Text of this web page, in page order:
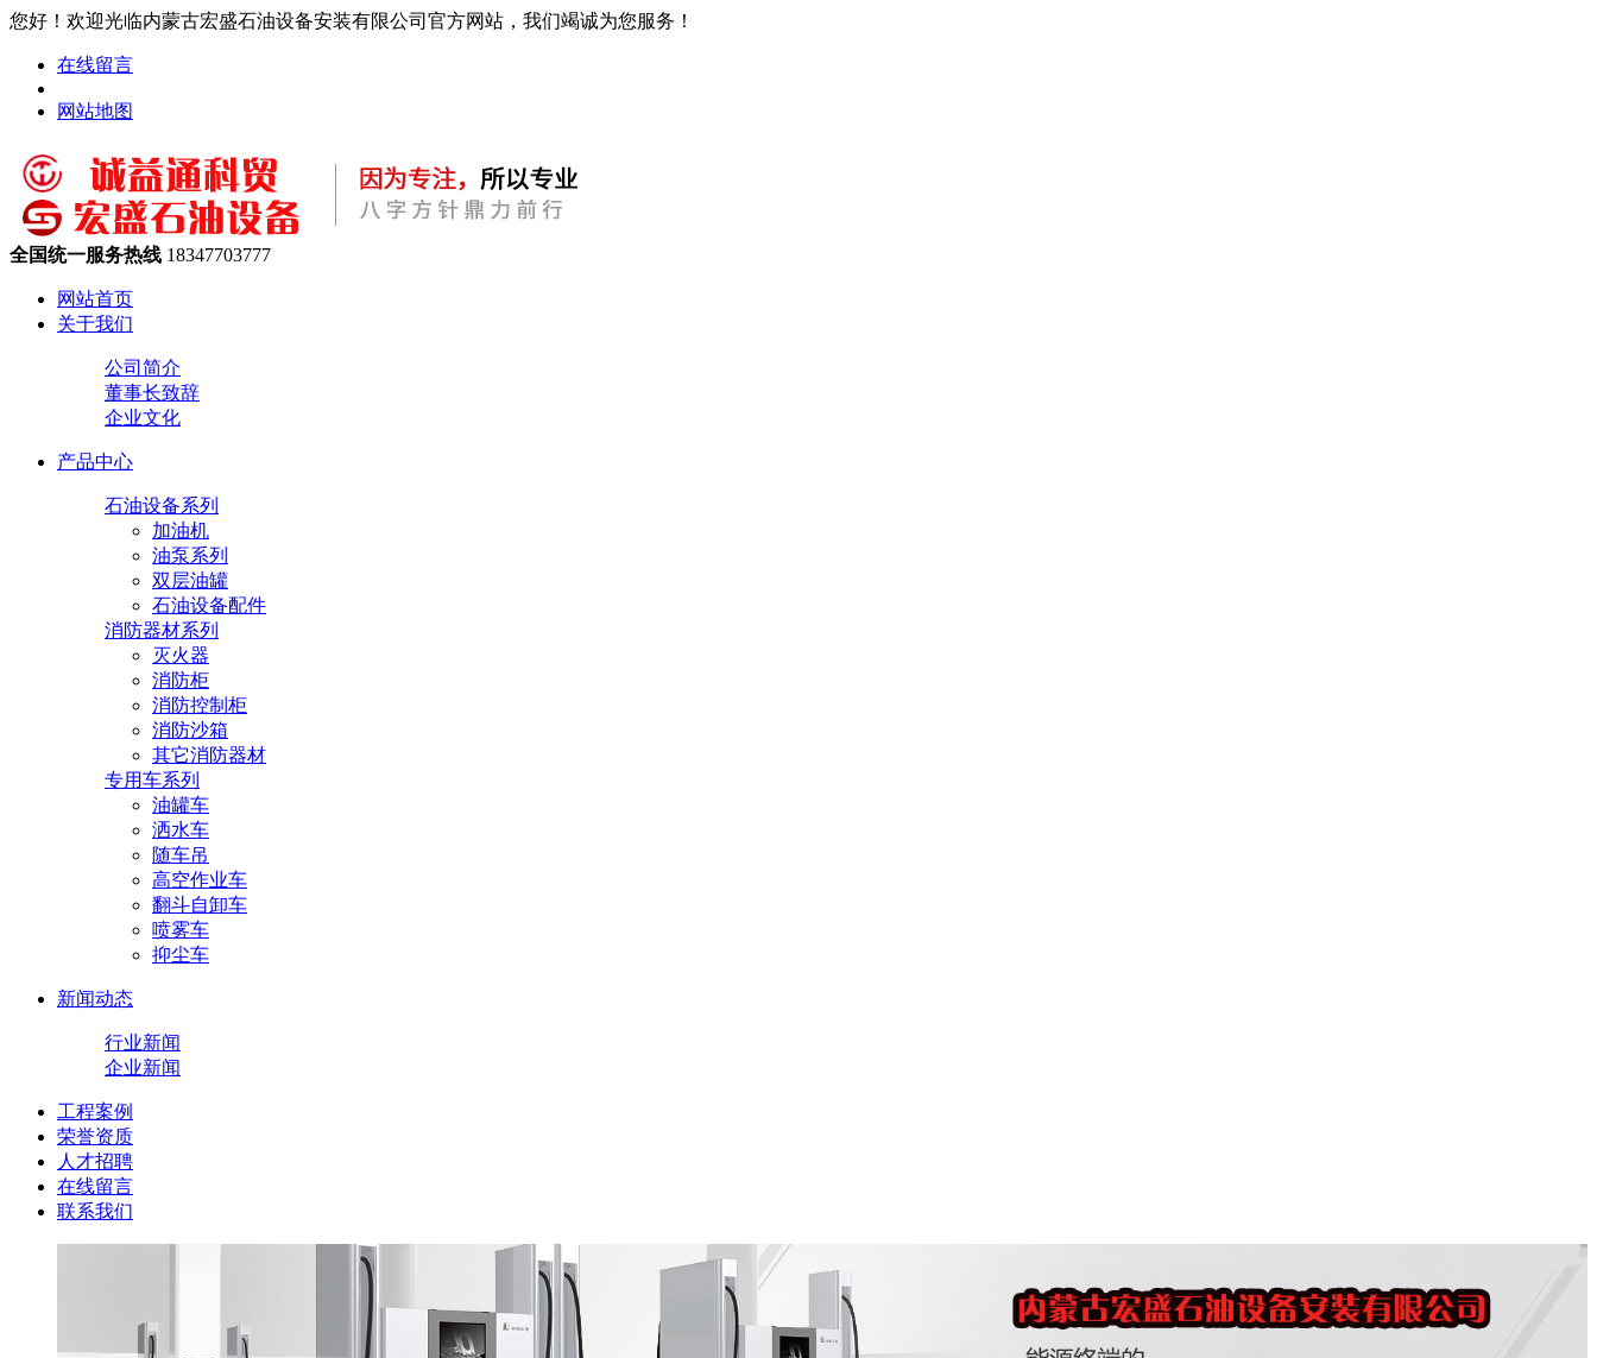
您好！欢迎光临内蒙古宏盛石油设备安装有限公司官方网站，我们竭诚为您服务！
在线留言
网站地图
全国统一服务热线 18347703777
网站首页
关于我们
公司简介
董事长致辞
企业文化
产品中心
石油设备系列
加油机
油泵系列
双层油罐
石油设备配件
消防器材系列
灭火器
消防柜
消防控制柜
消防沙箱
其它消防器材
专用车系列
油罐车
洒水车
随车吊
高空作业车
翻斗自卸车
喷雾车
抑尘车
新闻动态
行业新闻
企业新闻
工程案例
荣誉资质
人才招聘
在线留言
联系我们